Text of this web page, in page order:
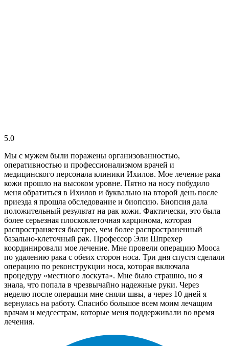
5.0
Мы с мужем были поражены организованностью,
оперативностью и профессионализмом врачей и
медицинского персонала клиники Ихилов. Мое лечение рака
кожи прошло на высоком уровне. Пятно на носу побудило
меня обратиться в Ихилов и буквально на второй день после
приезда я прошла обследование и биопсию. Биопсия дала
положительный результат на рак кожи. Фактически, это была
более серьезная плоскоклеточная карцинома, которая
распространяется быстрее, чем более распространенный
базально-клеточный рак. Профессор Эли Шпрехер
координировали мое лечение. Мне провели операцию Мооса
по удалению рака с обеих сторон носа. Три дня спустя сделали
операцию по реконструкции носа, которая включала
процедуру «местного лоскута». Мне было страшно, но я
знала, что попала в чрезвычайно надежные руки. Через
неделю после операции мне сняли швы, а через 10 дней я
вернулась на работу. Спасибо большое всем моим лечащим
врачам и медсестрам, которые меня поддерживали во время
лечения.